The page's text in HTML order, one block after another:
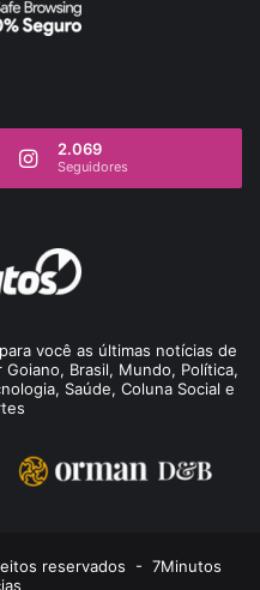
2.069
Seguidores
você as últimas notícias de
Brasil, Mundo, Política,
Saúde, Coluna Social e
reservados - 7Minutos